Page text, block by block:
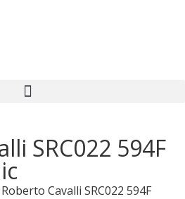
SRC022 594F
Cavalli SRC022 594F